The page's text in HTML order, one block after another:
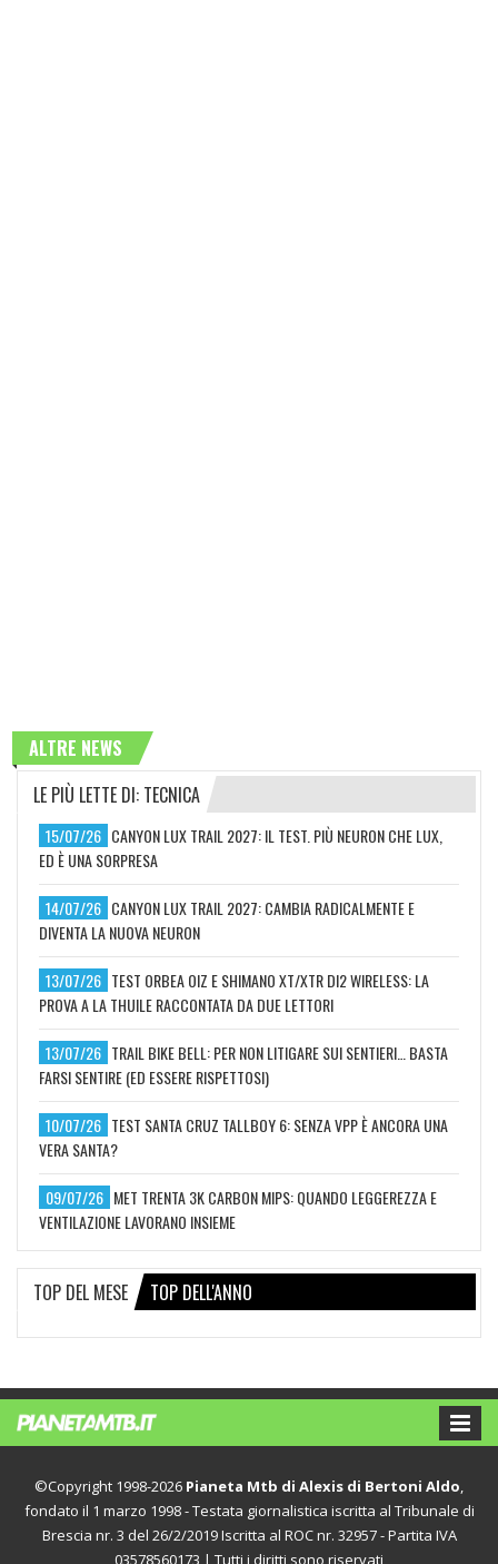
ALTRE NEWS
LE PIÙ LETTE DI: TECNICA
15/07/26 CANYON LUX TRAIL 2027: IL TEST. PIÙ NEURON CHE LUX,
ED È UNA SORPRESA
14/07/26 CANYON LUX TRAIL 2027: CAMBIA RADICALMENTE E
DIVENTA LA NUOVA NEURON
13/07/26 TEST ORBEA OIZ E SHIMANO XT/XTR DI2 WIRELESS: LA
PROVA A LA THUILE RACCONTATA DA DUE LETTORI
13/07/26 TRAIL BIKE BELL: PER NON LITIGARE SUI SENTIERI… BASTA
FARSI SENTIRE (ED ESSERE RISPETTOSI)
10/07/26 TEST SANTA CRUZ TALLBOY 6: SENZA VPP È ANCORA UNA
VERA SANTA?
09/07/26 MET TRENTA 3K CARBON MIPS: QUANDO LEGGEREZZA E
VENTILAZIONE LAVORANO INSIEME
TOP DEL MESE TOP DELL'ANNO
©Copyright 1998-2026 Pianeta Mtb di Alexis di Bertoni Aldo,
fondato il 1 marzo 1998 - Testata giornalistica iscritta al Tribunale di
Brescia nr. 3 del 26/2/2019 Iscritta al ROC nr. 32957 - Partita IVA
03578560173 | Tutti i diritti sono riservati